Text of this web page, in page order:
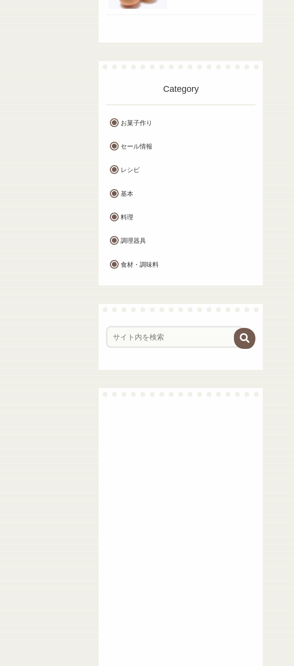
Category
お菓子作り
セール情報
レシピ
基本
料理
調理器具
食材・調味料